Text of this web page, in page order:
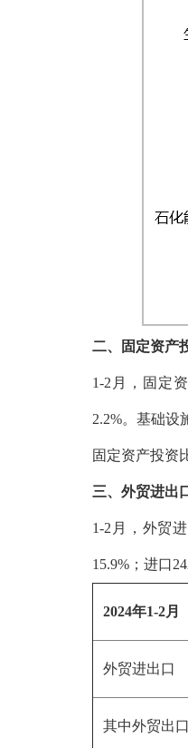
二、固定资产
1-2月，固定
2.2%。基础设
固定资产投资
三、外贸进出
1-2月，外贸
15.9%；进口
2024年1-2月
外贸进出口
其中外贸出口